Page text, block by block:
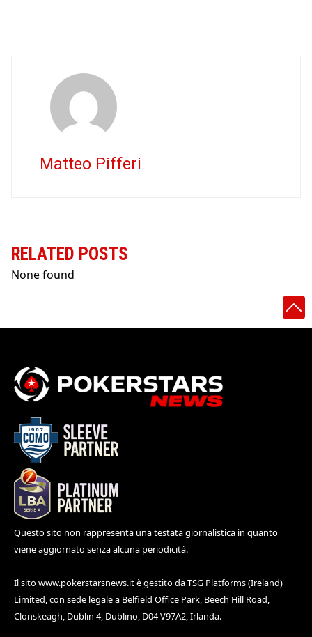
Matteo Pifferi
RELATED POSTS
None found
Questo sito non rappresenta una testata giornalistica in quanto
viene aggiornato senza alcuna periodicità.
Il sito www.pokerstarsnews.itè gestito da TSG Platforms (Ireland)
Limited, con sede legale a Belfield Office Park, Beech Hill Road,
Clonskeagh, Dublin 4, Dublino, D04 V97A2, Irlanda.